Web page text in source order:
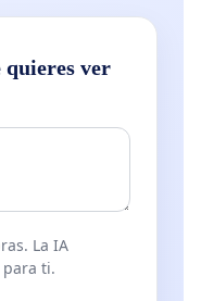
quieres ver
La IA
ti.